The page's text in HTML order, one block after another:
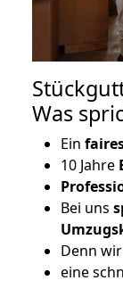
Was
Ein
10 Jahre
Bei uns
Denn
eine